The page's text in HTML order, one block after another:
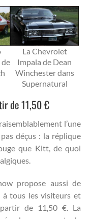
La Chevrolet
Impala de Dean
Winchester dans
Supernatural
de 11,50 €
l’une
déçus : la réplique
que Kitt, de quoi
propose aussi de
à tous les visiteurs et
de 11,50 €. La